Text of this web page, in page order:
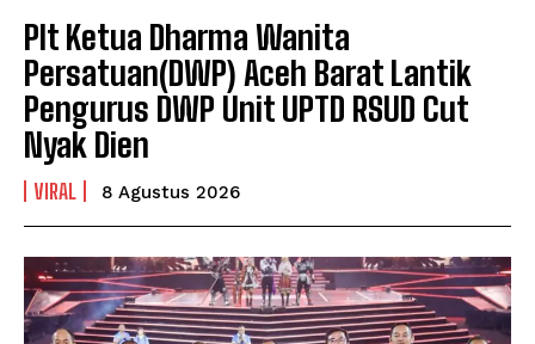
Plt Ketua Dharma Wanita
Persatuan(DWP) Aceh Barat Lantik
Pengurus DWP Unit UPTD RSUD Cut
Nyak Dien
VIRAL 8 Agustus 2026